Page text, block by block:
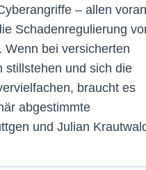
– allen voran
Schadenregulierung
Wenn bei versicherten
stillstehen und sich die
braucht es
abgestimmte
und Julian